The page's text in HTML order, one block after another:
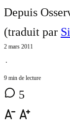
Depuis
(traduit par
2 mars 2011
⋅
9 min de lecture
5